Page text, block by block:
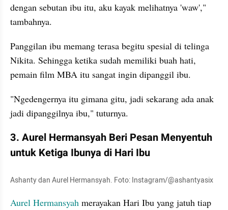
dengan sebutan ibu itu, aku kayak melihatnya 'waw',"
tambahnya.
Panggilan ibu memang terasa begitu spesial di telinga
Nikita. Sehingga ketika sudah memiliki buah hati,
pemain film MBA itu sangat ingin dipanggil ibu.
"Ngedengernya itu gimana gitu, jadi sekarang ada anak
jadi dipanggilnya ibu," tuturnya.
3. Aurel Hermansyah Beri Pesan Menyentuh
untuk Ketiga Ibunya di Hari Ibu
Ashanty dan Aurel Hermansyah. Foto: Instagram/@ashantyasix
Aurel Hermansyah merayakan Hari Ibu yang jatuh tiap